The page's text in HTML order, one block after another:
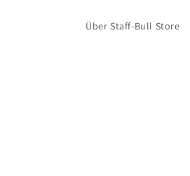
Über Staff-Bull Store